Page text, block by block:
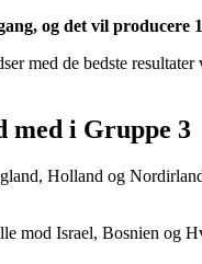
og det vil
med de bedste
med i Gruppe 3
Holland og
mod Israel, Bosnien og